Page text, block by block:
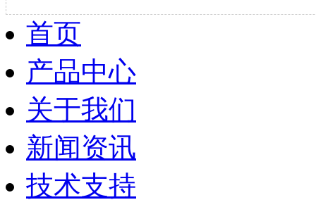
首页
产品中心
关于我们
新闻资讯
技术支持